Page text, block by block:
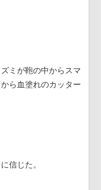
ミが鞄の中からスマ
ら血塗れのカッター
信じた。